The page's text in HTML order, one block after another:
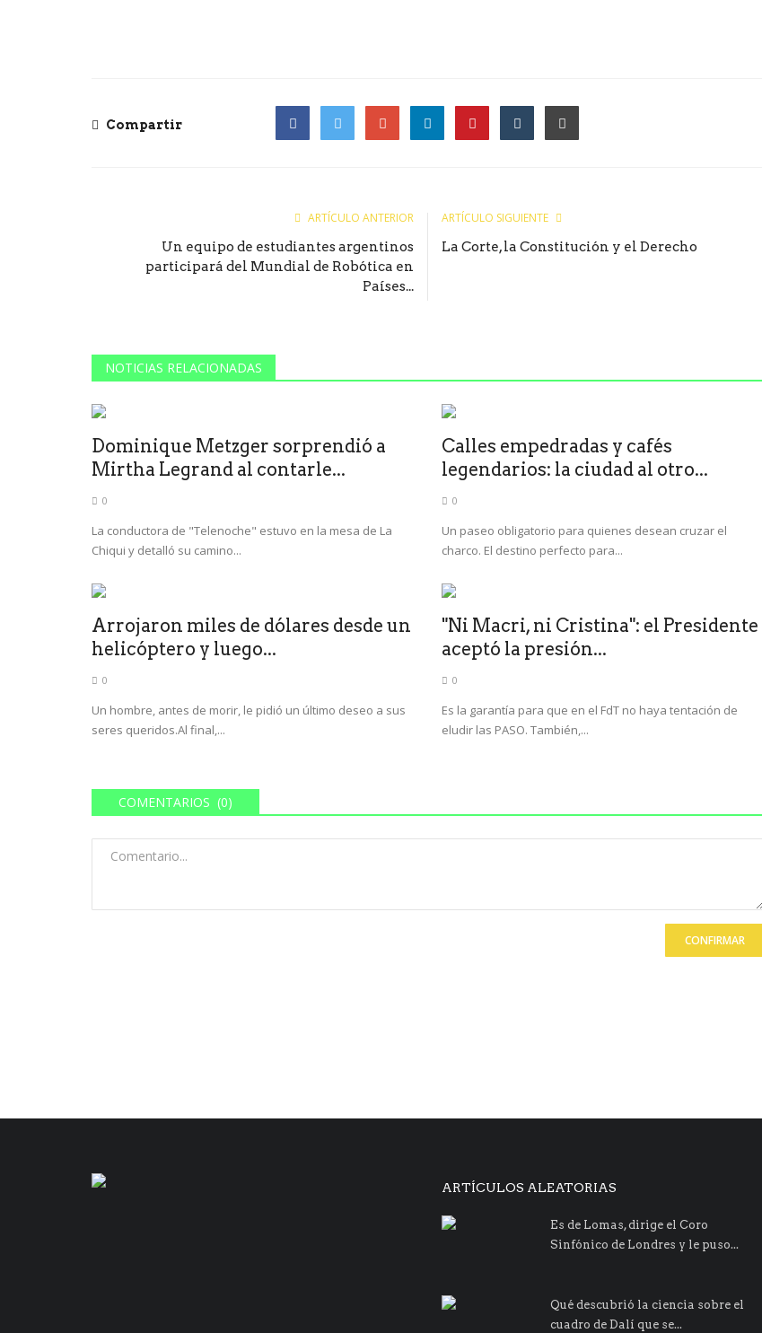
Compartir
ARTÍCULO ANTERIOR
Un equipo de estudiantes argentinos
participará del Mundial de Robótica en
Países...
ARTÍCULO SIGUIENTE
La Corte, la Constitución y el Derecho
NOTICIAS RELACIONADAS
Dominique Metzger sorprendió a
Mirtha Legrand al contarle...
0
La conductora de "Telenoche" estuvo en la mesa de La
Chiqui y detalló su camino...
Calles empedradas y cafés
legendarios: la ciudad al otro...
0
Un paseo obligatorio para quienes desean cruzar el
charco. El destino perfecto para...
Arrojaron miles de dólares desde un
helicóptero y luego...
0
Un hombre, antes de morir, le pidió un último deseo a sus
seres queridos.Al final,...
"Ni Macri, ni Cristina": el Presidente
aceptó la presión...
0
Es la garantía para que en el FdT no haya tentación de
eludir las PASO. También,...
COMENTARIOS (0)
CONFIRMAR
ARTÍCULOS ALEATORIAS
Es de Lomas, dirige el Coro
Sinfónico de Londres y le puso...
Qué descubrió la ciencia sobre el
cuadro de Dalí que se...